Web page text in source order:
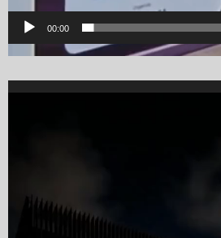
00:00
Video